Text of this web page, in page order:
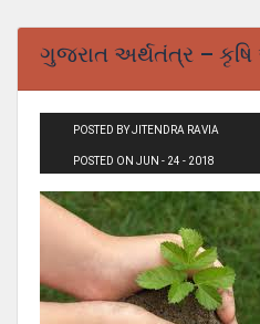
ગુજરાત અર્થતંત્ર –
POSTED BY JITENDRA RAVIA
POSTED ON JUN - 24 - 2018